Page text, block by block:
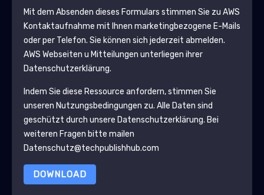
Mit dem Absenden dieses Formulars stimmen Sie zu AWS
Kontaktaufnahme mit Ihnen marketingbezogene E-Mails
oder per Telefon. Sie können sich jederzeit abmelden.
AWS Webseiten u Mitteilungen unterliegen ihrer
Datenschutzerklärung.
Indem Sie diese Ressource anfordern, stimmen Sie
unseren Nutzungsbedingungen zu. Alle Daten sind
geschützt durch unsere Datenschutzerklärung. Bei
weiteren Fragen bitte mailen
Datenschutz@techpublishhub.com
DOWNLOAD